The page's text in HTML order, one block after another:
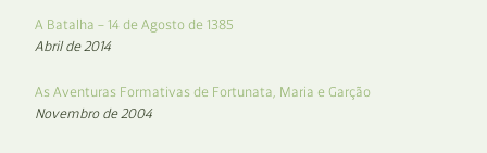
A Batalha – 14 de Agosto de 1385
Abril de 2014
As Aventuras Formativas de Fortunata, Maria e Garção
Novembro de 2004